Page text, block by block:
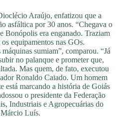
Araújo, enfatizou que a
asfáltica por 30 anos. “Chegava o
Bonópolis era enganado. Traziam
equipamentos nas GOs.
sumiam”, comparou. “Já
no palanque e prometer que,
Mas quem, de fato, executou
Ronaldo Caiado. Um homem
está marcando a história de Goiás
o presidente da Federação
Industriais e Agropecuárias do
Luís.